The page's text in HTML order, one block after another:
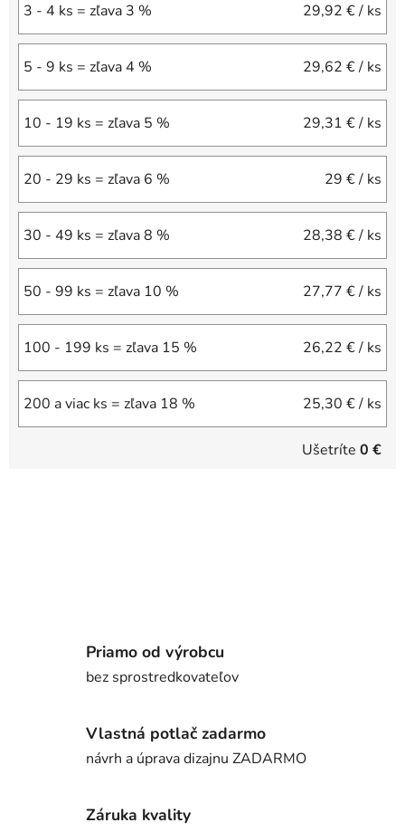
3 - 4 ks = zľava 3 % 29,92 €/ ks
5 - 9 ks = zľava 4 % 29,62 €/ ks
10 - 19 ks = zľava 5 % 29,31 €/ ks
20 - 29 ks = zľava 6 % 29 €/ ks
30 - 49 ks = zľava 8 % 28,38 €/ ks
50 - 99 ks = zľava 10 % 27,77 €/ ks
100 - 199 ks = zľava 15 % 26,22 €/ ks
200 a viac ks = zľava 18 % 25,30 €/ ks
Ušetríte 0 €
Priamo od výrobcu
bez sprostredkovateľov
Vlastná potlač zadarmo
návrh a úprava dizajnu ZADARMO
Záruka kvality